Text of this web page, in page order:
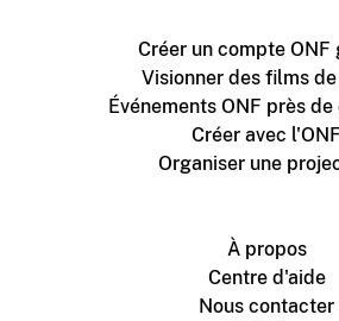
Créer un compte ONF
Visionner des films
Événements ONF près de
Créer avec l'ONF
Organiser une
À propos
Centre d'aide
Nous contacter